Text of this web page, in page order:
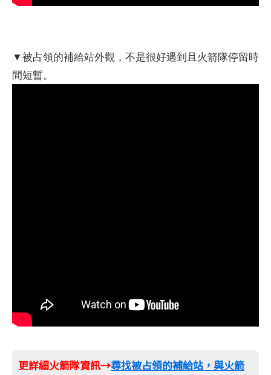
▼被占領的補給站外觀，不是很好遇到且火箭隊停留時
間短暫。
更詳細火箭隊資訊→尋找被占領的補給站，與火箭